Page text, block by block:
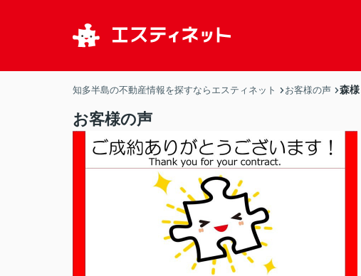
知多半島の不動産情報を探すならエスティネット お客様の声 森様
お客様の声